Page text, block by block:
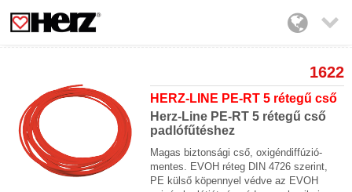

1622
HERZ-LINE PE-RT 5 rétegű cső
Herz-Line PE-RT 5 rétegű cső
padlófűtéshez
Magas biztonsági cső, oxigéndiffúzió-
mentes. EVOH réteg DIN 4726 szerint,
PE külső köpennyel védve az EVOH